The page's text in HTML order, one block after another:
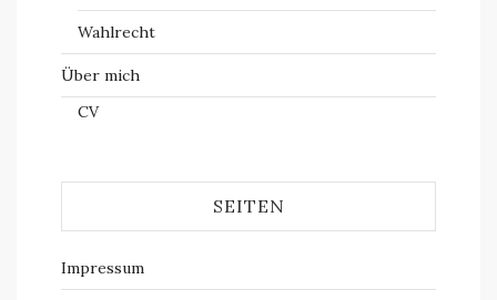
Wahlrecht
Über mich
CV
SEITEN
Impressum